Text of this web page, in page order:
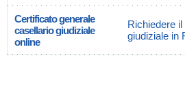
Certificato generale
casellario giudiziale
online
Richiedere
giudiziale in